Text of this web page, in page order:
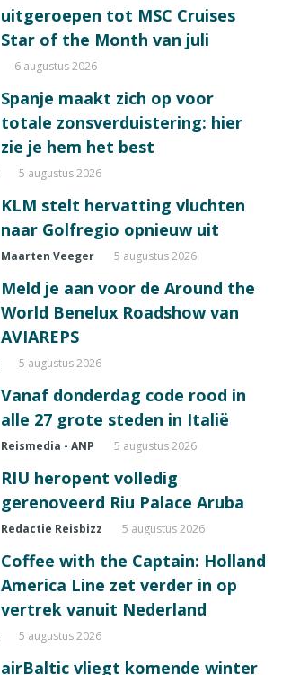
uitgeroepen tot MSC Cruises
Star of the Month van juli
6 augustus 2026
Spanje maakt zich op voor
totale zonsverduistering: hier
zie je hem het best
5 augustus 2026
KLM stelt hervatting vluchten
naar Golfregio opnieuw uit
Maarten Veeger 5 augustus 2026
Meld je aan voor de Around the
World Benelux Roadshow van
AVIAREPS
5 augustus 2026
Vanaf donderdag code rood in
alle 27 grote steden in Italië
Reismedia - ANP 5 augustus 2026
RIU heropent volledig
gerenoveerd Riu Palace Aruba
Redactie Reisbizz 5 augustus 2026
Coffee with the Captain: Holland
America Line zet verder in op
vertrek vanuit Nederland
5 augustus 2026
airBaltic vliegt komende winter